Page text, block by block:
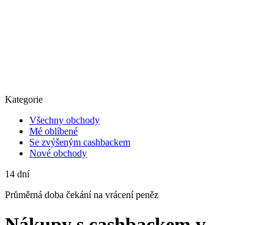
Kategorie
Všechny obchody
Mé oblíbené
Se zvýšeným cashbackem
Nové obchody
14 dní
Průměrná doba čekání na vrácení peněz